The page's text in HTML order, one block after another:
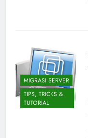
MIGRASI SERVER
TIPS, TRICKS &
TUTORIAL